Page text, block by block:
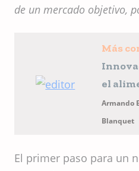
de un mercado objetivo,
Más
el
Armando
Blanquet
El primer paso para un